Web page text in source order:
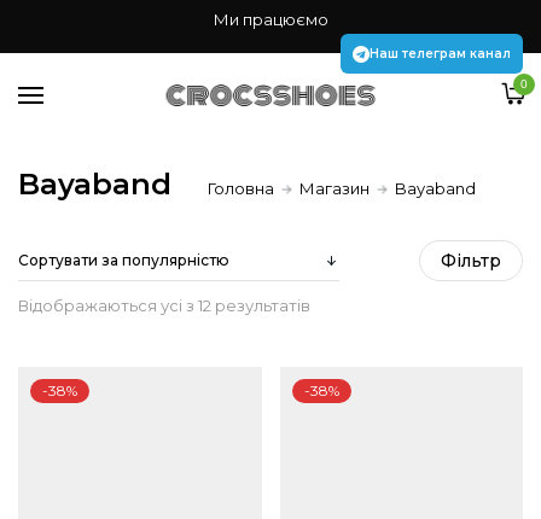
Ми працюємо
Наш телеграм канал
0
Чоловікам
Дітям
Bayaband Головна Магазин Bayaband
Фiльтр
Відображаються усі з 12 результатів
popularity
-38% -38%